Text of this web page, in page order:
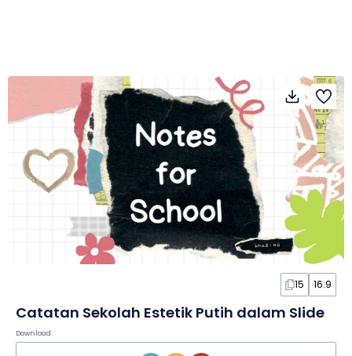
15 16:9
Catatan Sekolah Estetik Putih dalam Slide
Download